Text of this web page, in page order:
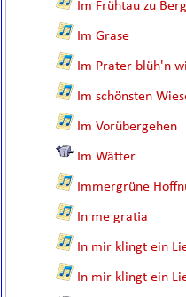
Im Frühtau zu
Im Grase
Im Prater blüh'n
Im schönsten
Im Vorübergehen
Im Wätter
Immergrüne
In me gratia
In mir klingt ein
In mir klingt ein